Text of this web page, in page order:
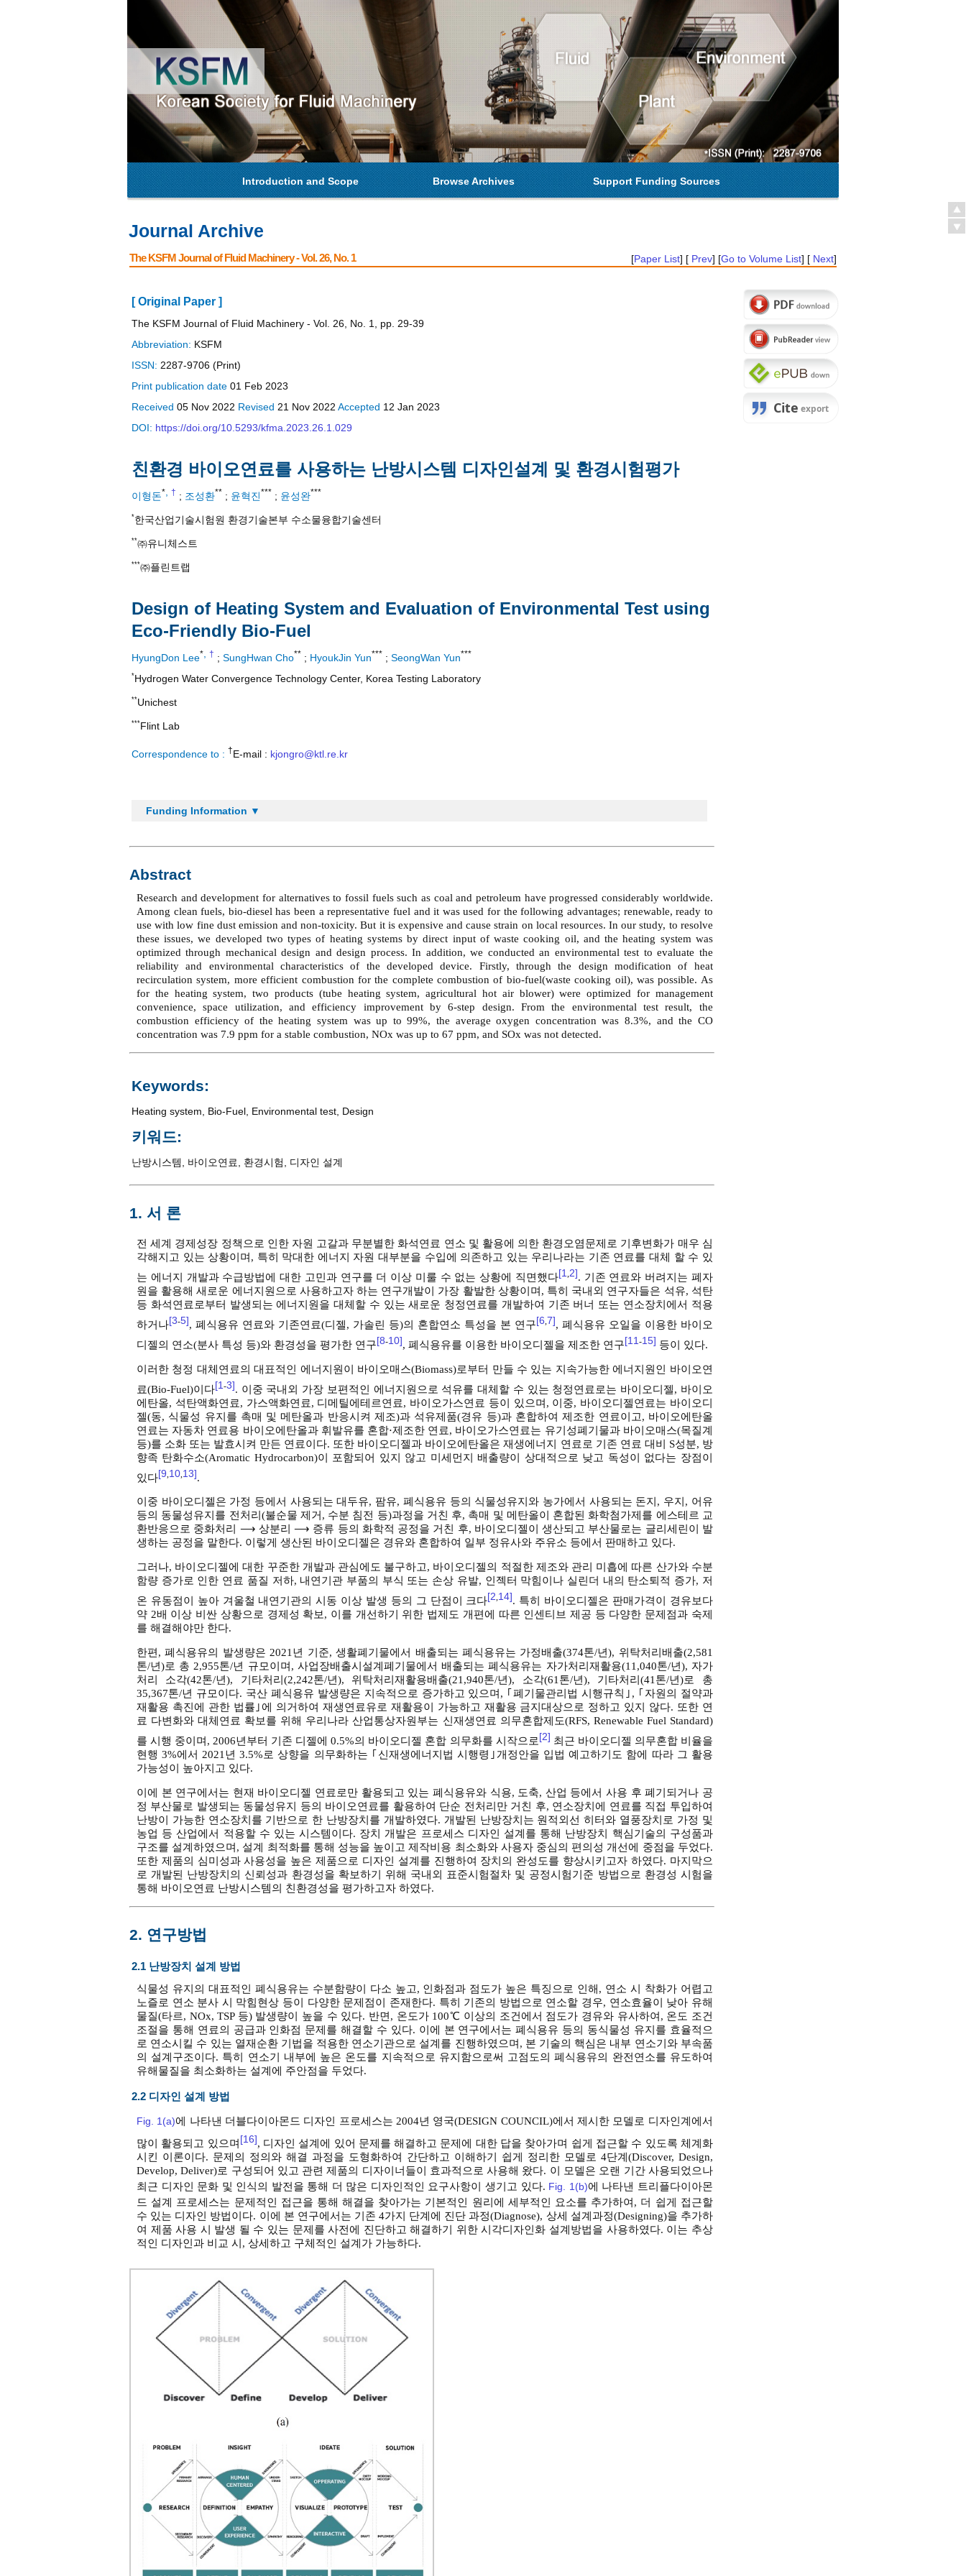
Introduction and Scope Browse Archives Support Funding Sources
Journal Archive
The KSFM Journal of Fluid Machinery - Vol. 26, No. 1 [Paper List] [ Prev] [Go to Volume List] [ Next]
[ Original Paper ]
The KSFM Journal of Fluid Machinery - Vol. 26, No. 1, pp. 29-39
Abbreviation: KSFM
ISSN: 2287-9706 (Print)
Print publication date 01 Feb 2023
Received 05 Nov 2022 Revised 21 Nov 2022 Accepted 12 Jan 2023
DOI: https://doi.org/10.5293/kfma.2023.26.1.029
친환경 바이오연료를 사용하는 난방시스템 디자인설계 및 환경시험평가
이형돈* † ; 조성환** ; 윤혁진*** ; 윤성완***
*한국산업기술시험원 환경기술본부 수소물융합기술센터
**㈜유니체스트
***㈜플린트랩
Design of Heating System and Evaluation of Environmental Test using
Eco-Friendly Bio-Fuel
HyungDon Lee* † ; SungHwan Cho** ; HyoukJin Yun*** ; SeongWan Yun***
*Hydrogen Water Convergence Technology Center, Korea Testing Laboratory
**Unichest
***Flint Lab
Correspondence to : †E-mail : kjongro@ktl.re.kr
Funding Information ▼
Abstract
Research and development for alternatives to fossil fuels such as coal and petroleum have progressed considerably worldwide.
Among clean fuels, bio-diesel has been a representative fuel and it was used for the following advantages; renewable, ready to
use with low fine dust emission and non-toxicity. But it is expensive and cause strain on local resources. In our study, to resolve
these issues, we developed two types of heating systems by direct input of waste cooking oil, and the heating system was
optimized through mechanical design and design process. In addition, we conducted an environmental test to evaluate the
reliability and environmental characteristics of the developed device. Firstly, through the design modification of heat
recirculation system, more efficient combustion for the complete combustion of bio-fuel(waste cooking oil), was possible. As
for the heating system, two products (tube heating system, agricultural hot air blower) were optimized for management
convenience, space utilization, and efficiency improvement by 6-step design. From the environmental test result, the
combustion efficiency of the heating system was up to 99%, the average oxygen concentration was 8.3%, and the CO
concentration was 7.9 ppm for a stable combustion, NOx was up to 67 ppm, and SOx was not detected.
Keywords:
Heating system Bio-Fuel Environmental test Design
키워드:
난방시스템 바이오연료 환경시험 디자인 설계
1. 서 론
전 세계 경제성장 정책으로 인한 자원 고갈과 무분별한 화석연료 연소 및 활용에 의한 환경오염문제로 기후변화가 매우 심
각해지고 있는 상황이며, 특히 막대한 에너지 자원 대부분을 수입에 의존하고 있는 우리나라는 기존 연료를 대체 할 수 있
는 에너지 개발과 수급방법에 대한 고민과 연구를 더 이상 미룰 수 없는 상황에 직면했다[1 ,2]. 기존 연료와 버려지는 폐자
원을 활용해 새로운 에너지원으로 사용하고자 하는 연구개발이 가장 활발한 상황이며, 특히 국내외 연구자들은 석유, 석탄
등 화석연료로부터 발생되는 에너지원을 대체할 수 있는 새로운 청정연료를 개발하여 기존 버너 또는 연소장치에서 적용
하거나[3-5], 폐식용유 연료와 기존연료(디젤, 가솔린 등)의 혼합연소 특성을 본 연구[6,7], 폐식용유 오일을 이용한 바이오
디젤의 연소(분사 특성 등)와 환경성을 평가한 연구[8-10], 폐식용유를 이용한 바이오디젤을 제조한 연구[11 -15] 등이 있다.
이러한 청정 대체연료의 대표적인 에너지원이 바이오매스(Biomass)로부터 만들 수 있는 지속가능한 에너지원인 바이오연
료(Bio-Fuel)이다[1 -3]. 이중 국내외 가장 보편적인 에너지원으로 석유를 대체할 수 있는 청정연료로는 바이오디젤, 바이오
에탄올, 석탄액화연료, 가스액화연료, 디메틸에테르연료, 바이오가스연료 등이 있으며, 이중, 바이오디젤연료는 바이오디
젤(동, 식물성 유지를 촉매 및 메탄올과 반응시켜 제조)과 석유제품(경유 등)과 혼합하여 제조한 연료이고, 바이오에탄올
연료는 자동차 연료용 바이오에탄올과 휘발유를 혼합⋅제조한 연료, 바이오가스연료는 유기성폐기물과 바이오매스(목질계
등)를 소화 또는 발효시켜 만든 연료이다. 또한 바이오디젤과 바이오에탄올은 재생에너지 연료로 기존 연료 대비 S성분, 방
향족 탄화수소(Aromatic Hydrocarbon)이 포함되어 있지 않고 미세먼지 배출량이 상대적으로 낮고 독성이 없다는 장점이
있다[9 10 13].
이중 바이오디젤은 가정 등에서 사용되는 대두유, 팜유, 폐식용유 등의 식물성유지와 농가에서 사용되는 돈지, 우지, 어유
등의 동물성유지를 전처리(불순물 제거, 수분 침전 등)과정을 거친 후, 촉매 및 메탄올이 혼합된 화학첨가제를 에스테르 교
환반응으로 중화처리 ⟶ 상분리 ⟶ 증류 등의 화학적 공정을 거친 후, 바이오디젤이 생산되고 부산물로는 글리세린이 발
생하는 공정을 말한다. 이렇게 생산된 바이오디젤은 경유와 혼합하여 일부 정유사와 주유소 등에서 판매하고 있다.
그러나, 바이오디젤에 대한 꾸준한 개발과 관심에도 불구하고, 바이오디젤의 적절한 제조와 관리 미흡에 따른 산가와 수분
함량 증가로 인한 연료 품질 저하, 내연기관 부품의 부식 또는 손상 유발, 인젝터 막힘이나 실린더 내의 탄소퇴적 증가, 저
온 유동점이 높아 겨울철 내연기관의 시동 이상 발생 등의 그 단점이 크다[2,14]. 특히 바이오디젤은 판매가격이 경유보다
약 2배 이상 비싼 상황으로 경제성 확보, 이를 개선하기 위한 법제도 개편에 따른 인센티브 제공 등 다양한 문제점과 숙제
를 해결해야만 한다.
한편, 폐식용유의 발생량은 2021년 기준, 생활폐기물에서 배출되는 폐식용유는 가정배출(374톤/년), 위탁처리배출(2,581
톤/년)로 총 2,955톤/년 규모이며, 사업장배출시설계폐기물에서 배출되는 폐식용유는 자가처리재활용(11,040톤/년), 자가
처리 소각(42톤/년), 기타처리(2,242톤/년), 위탁처리재활용배출(21,940톤/년), 소각(61톤/년), 기타처리(41톤/년)로 총
35,367톤/년 규모이다. 국산 폐식용유 발생량은 지속적으로 증가하고 있으며, ｢폐기물관리법 시행규칙｣, ｢자원의 절약과
재활용 촉진에 관한 법률｣에 의거하여 재생연료유로 재활용이 가능하고 재활용 금지대상으로 정하고 있지 않다. 또한 연
료 다변화와 대체연료 확보를 위해 우리나라 산업통상자원부는 신재생연료 의무혼합제도(RFS, Renewable Fuel Standard)
를 시행 중이며, 2006년부터 기존 디젤에 0.5%의 바이오디젤 혼합 의무화를 시작으로[2] 최근 바이오디젤 의무혼합 비율을
현행 3%에서 2021년 3.5%로 상향을 의무화하는 ｢신재생에너지법 시행령｣개정안을 입법 예고하기도 함에 따라 그 활용
가능성이 높아지고 있다.
이에 본 연구에서는 현재 바이오디젤 연료로만 활용되고 있는 폐식용유와 식용, 도축, 산업 등에서 사용 후 폐기되거나 공
정 부산물로 발생되는 동물성유지 등의 바이오연료를 활용하여 단순 전처리만 거친 후, 연소장치에 연료를 직접 투입하여
난방이 가능한 연소장치를 기반으로 한 난방장치를 개발하였다. 개발된 난방장치는 원적외선 히터와 열풍장치로 가정 및
농업 등 산업에서 적용할 수 있는 시스템이다. 장치 개발은 프로세스 디자인 설계를 통해 난방장치 핵심기술의 구성품과
구조를 설계하였으며, 설계 최적화를 통해 성능을 높이고 제작비용 최소화와 사용자 중심의 편의성 개선에 중점을 두었다.
또한 제품의 심미성과 사용성을 높은 제품으로 디자인 설계를 진행하여 장치의 완성도를 향상시키고자 하였다. 마지막으
로 개발된 난방장치의 신뢰성과 환경성을 확보하기 위해 국내외 표준시험절차 및 공정시험기준 방법으로 환경성 시험을
통해 바이오연료 난방시스템의 친환경성을 평가하고자 하였다.
2. 연구방법
2.1 난방장치 설계 방법
식물성 유지의 대표적인 폐식용유는 수분함량이 다소 높고, 인화점과 점도가 높은 특징으로 인해, 연소 시 착화가 어렵고
노즐로 연소 분사 시 막힘현상 등이 다양한 문제점이 존재한다. 특히 기존의 방법으로 연소할 경우, 연소효율이 낮아 유해
물질(타르, NOx, TSP 등) 발생량이 높을 수 있다. 반면, 온도가 100℃ 이상의 조건에서 점도가 경유와 유사하여, 온도 조건
조절을 통해 연료의 공급과 인화점 문제를 해결할 수 있다. 이에 본 연구에서는 폐식용유 등의 동식물성 유지를 효율적으
로 연소시킬 수 있는 열재순환 기법을 적용한 연소기관으로 설계를 진행하였으며, 본 기술의 핵심은 내부 연소기와 부속품
의 설계구조이다. 특히 연소기 내부에 높은 온도를 지속적으로 유지함으로써 고점도의 폐식용유의 완전연소를 유도하여
유해물질을 최소화하는 설계에 주안점을 두었다.
2.2 디자인 설계 방법
Fig. 1(a)에 나타낸 더블다이아몬드 디자인 프로세스는 2004년 영국(DESIGN COUNCIL)에서 제시한 모델로 디자인계에서
많이 활용되고 있으며 [16], 디자인 설계에 있어 문제를 해결하고 문제에 대한 답을 찾아가며 쉽게 접근할 수 있도록 체계화
시킨 이론이다. 문제의 정의와 해결 과정을 도형화하여 간단하고 이해하기 쉽게 정리한 모델로 4단계(Discover, Design,
Develop, Deliver)로 구성되어 있고 관련 제품의 디자이너들이 효과적으로 사용해 왔다. 이 모델은 오랜 기간 사용되었으나
최근 디자인 문화 및 인식의 발전을 통해 더 많은 디자인적인 요구사항이 생기고 있다. Fig. 1(b)에 나타낸 트리플다이아몬
드 설계 프로세스는 문제적인 접근을 통해 해결을 찾아가는 기본적인 원리에 세부적인 요소를 추가하여, 더 쉽게 접근할
수 있는 디자인 방법이다. 이에 본 연구에서는 기존 4가지 단계에 진단 과정(Diagnose), 상세 설계과정(Designing)을 추가하
여 제품 사용 시 발생 될 수 있는 문제를 사전에 진단하고 해결하기 위한 시각디자인화 설계방법을 사용하였다. 이는 추상
적인 디자인과 비교 시, 상세하고 구체적인 설계가 가능하다.